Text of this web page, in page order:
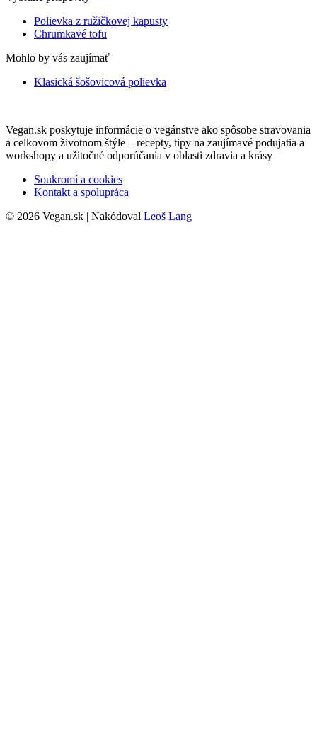
Polievka z ružičkovej kapusty
Chrumkavé tofu
Mohlo by vás zaujímať
Klasická šošovicová polievka
Vegan.sk poskytuje informácie o vegánstve ako spôsobe stravovania
a celkovom životnom štýle – recepty, tipy na zaujímavé podujatia a
workshopy a užitočné odporúčania v oblasti zdravia a krásy
Soukromí a cookies
Kontakt a spolupráca
© 2026 Vegan.sk | Nakódoval Leoš Lang